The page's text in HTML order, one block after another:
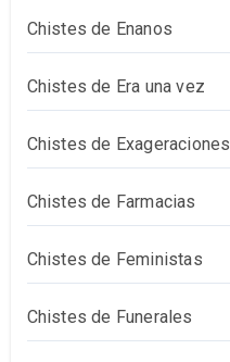
Chistes de Enanos
Chistes de Era una vez
Chistes de Exageraciones
Chistes de Farmacias
Chistes de Feministas
Chistes de Funerales